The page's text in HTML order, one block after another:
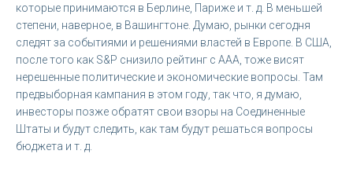
которые принимаются в Берлине, Париже и т. д. В меньшей
степени, наверное, в Вашингтоне. Думаю, рынки сегодня
следят за событиями и решениями властей в Европе. В США,
после того как S&P снизило рейтинг с AAA, тоже висят
нерешенные политические и экономические вопросы. Там
предвыборная кампания в этом году, так что, я думаю,
инвесторы позже обратят свои взоры на Соединенные
Штаты и будут следить, как там будут решаться вопросы
бюджета и т. д.